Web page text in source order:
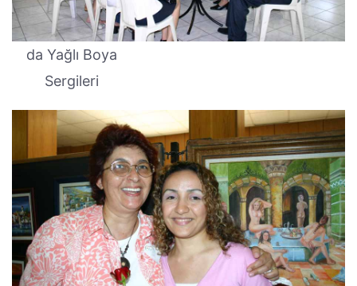
da Yağlı Boya
Sergileri